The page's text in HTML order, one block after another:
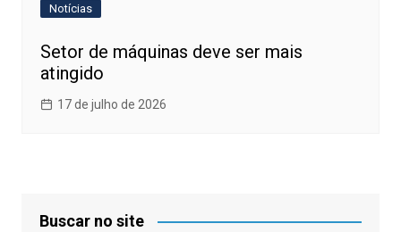
Notícias
Setor de máquinas deve ser mais
atingido
17 de julho de 2026
Buscar no site